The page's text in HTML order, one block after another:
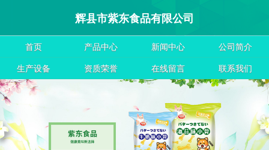
辉县市紫东食品有限公司
首页 产品中心 新闻中心
公司简介
生产设备
资质荣誉 在线留言 联系我们